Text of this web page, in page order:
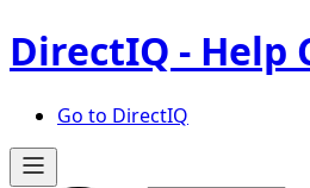
DirectIQ - Help
Go to DirectIQ